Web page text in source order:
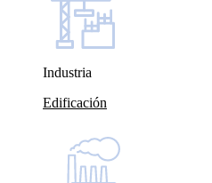
Industria
Edificación